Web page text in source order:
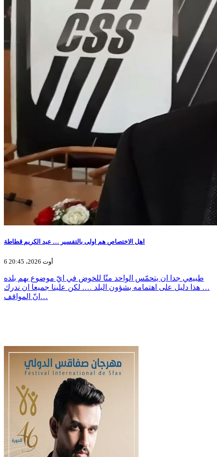
اهل الاختصاص هم اولى بالتفسير … عبد الكريم قطاطة
6 أوت 2026، 20:45
طبيعي جدا ان يتحمّس الواحد منّا للخوض في ايّ موضوع يهم بلده
… هذا دليل على اهتمامه بشؤون البلد …. لكن علينا جميعا ان ندرك
انّ المواقف…